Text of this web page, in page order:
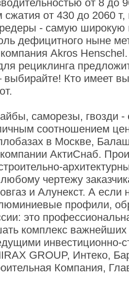
от 8 до
от 430 до 2060
- самую широкую
дефицитного ныне
Akros
рециклинга
Кто имеет
саморезы, гвозди
соотношением
в Москве,
АктиСнаб.
чертежу
и Алунекст. А если
профили,
это
комплекс важнейших
инвестиционно-
GROUP, Интеко,
Компания,